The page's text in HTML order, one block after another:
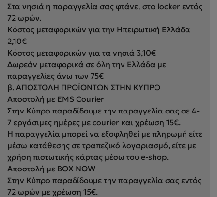
Στα νησιά η παραγγελία σας φτάνει στο locker εντός
72 ωρών.
Κόστος μεταφορικών για την Ηπειρωτική Ελλάδα
2,10€
Κόστος μεταφορικών για τα νησιά 3,10€
Δωρεάν μεταφορικά σε όλη την Ελλάδα με
παραγγελίες άνω των 75€
β. ΑΠΟΣΤΟΛΗ ΠΡΟΪΟΝΤΩΝ ΣΤΗΝ ΚΥΠΡΟ
Αποστολή με EMS Courier
Στην Κύπρο παραδίδουμε την παραγγελία σας σε 4-
7 εργάσιμες ημέρες με courier και χρέωση 15€.
Η παραγγελία μπορεί να εξοφληθεί με πληρωμή είτε
μέσω κατάθεσης σε τραπεζικό λογαριασμό, είτε με
χρήση πιστωτικής κάρτας μέσω του e-shop.
Αποστολή με BOX NOW
Στην Κύπρο παραδίδουμε την παραγγελία σας εντός
72 ωρών με χρέωση 15€.